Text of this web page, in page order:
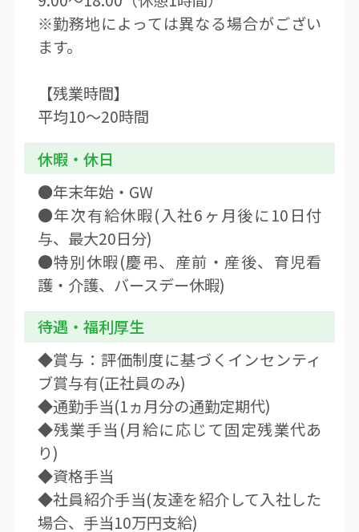
※勤務地によっては異なる場合がござい
ます。
【残業時間】
平均10〜20時間
休暇・休日
●年末年始・GW
●年次有給休暇(入社6ヶ月後に10日付
与、最大20日分)
●特別休暇(慶弔、産前・産後、育児看
護・介護、バースデー休暇)
待遇・福利厚生
◆賞与：評価制度に基づくインセンティ
ブ賞与有(正社員のみ)
◆通勤手当(1ヵ月分の通勤定期代)
◆残業手当(月給に応じて固定残業代あ
り)
◆資格手当
◆社員紹介手当(友達を紹介して入社した
場合、手当10万円支給)